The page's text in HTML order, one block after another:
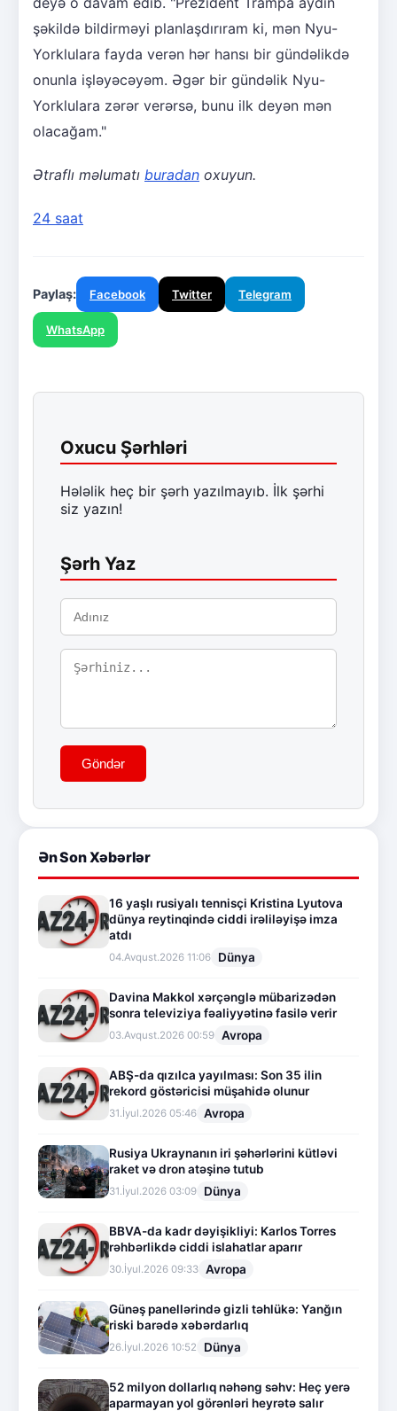
şəkildə bildirməyi planlaşdırıram ki, mən Nyu-
Yorklulara fayda verən hər hansı bir gündəlikdə
onunla işləyəcəyəm. Əgər bir gündəlik Nyu-
Yorklulara zərər verərsə, bunu ilk deyən mən
olacağam."
Ətraflı məlumatı buradan oxuyun.
24 saat
Paylaş: Facebook Twitter Telegram
WhatsApp
Oxucu Şərhləri
Hələlik heç bir şərh yazılmayıb. İlk şərhi
siz yazın!
Şərh Yaz
Göndər
Ən Son Xəbərlər
16 yaşlı rusiyalı tennisçi Kristina Lyutova
dünya reytinqində ciddi irəliləyişə imza
atdı
04.Avqust.2026 11:06 Dünya
Davina Makkol xərçənglə mübarizədən
sonra televiziya fəaliyyətinə fasilə verir
03.Avqust.2026 00:59 Avropa
ABŞ-da qızılca yayılması: Son 35 ilin
rekord göstəricisi müşahidə olunur
31.İyul.2026 05:46 Avropa
Rusiya Ukraynanın iri şəhərlərini kütləvi
raket və dron atəşinə tutub
31.İyul.2026 03:09 Dünya
BBVA-da kadr dəyişikliyi: Karlos Torres
rəhbərlikdə ciddi islahatlar aparır
30.İyul.2026 09:33 Avropa
Günəş panellərində gizli təhlükə: Yanğın
riski barədə xəbərdarlıq
26.İyul.2026 10:52 Dünya
52 milyon dollarlıq nəhəng səhv: Heç yerə
aparmayan yol görənləri heyrətə salır